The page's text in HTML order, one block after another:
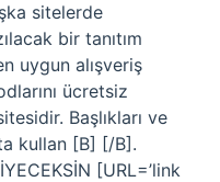
sitelerde
bir tanıtım
uygun alışveriş
ücretsiz
Başlıkları ve
kullan [B] [/B].
[URL=’link